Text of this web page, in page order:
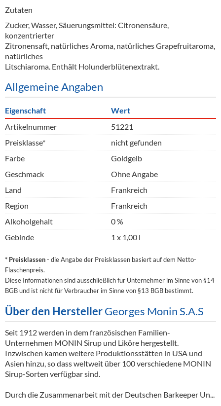
Zutaten
Zucker, Wasser, Säuerungsmittel: Citronensäure,
konzentrierter
Zitronensaft, natürliches Aroma, natürliches Grapefruitaroma,
natürliches
Litschiaroma. Enthält Holunderblütenextrakt.
Allgemeine Angaben
Eigenschaft
Wert
Artikelnummer
51221
Preisklasse*
nicht gefunden
Farbe
Goldgelb
Geschmack
Ohne Angabe
Land
Frankreich
Region
Frankreich
Alkoholgehalt
0 %
Gebinde
1 x 1,00 l
* Preisklassen- die Angabe der Preisklassen basiert auf dem Netto-
Flaschenpreis.
Diese Informationen sind ausschließlich für Unternehmer im Sinne von §14
BGB und ist nicht für Verbraucher im Sinne von §13 BGB bestimmt.
Über den HerstellerGeorges Monin S.A.S
Seit 1912 werden in dem französischen Familien-
Unternehmen MONIN Sirup und Liköre hergestellt.
Inzwischen kamen weitere Produktionsstätten in USA und
Asien hinzu, so dass weltweit über 100 verschiedene MONIN
Sirup-Sorten verfügbar sind.
Durch die Zusammenarbeit mit der Deutschen Barkeeper Un...